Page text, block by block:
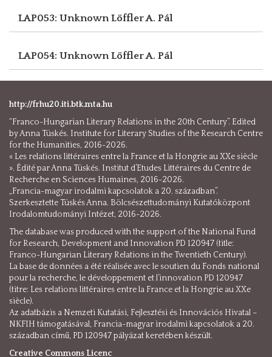
LAP053: UnknownLöffler A. Pál
LAP054: UnknownLöffler A. Pál
http://frhu20.iti.btk.mta.hu
“Franco-Hungarian Literary Relations in the 20th Century”. Edited
by Anna Tüskés. Institute for Literary Studies of the Research Centre
for the Humanities, 2016-2026.
« Les relations littéraires entre la France et la Hongrie au XXe siècle
». Édité par Anna Tüskés. Institut d’Etudes Littéraires du Centre de
Recherche en Sciences Humaines, 2016-2026.
„Francia-magyar irodalmi kapcsolatok a 20. században”.
Szerkesztette Tüskés Anna. Bölcsészettudományi Kutatóközpont
Irodalomtudományi Intézet, 2016-2026.
The database was produced with the support of the National Fund
for Research, Development and Innovation PD 120947 (title:
Franco-Hungarian Literary Relations in the Twentieth Century).
La base de données a été réalisée avec le soutien du Fonds national
pour la recherche, le développement et l’innovation PD 120947
(titre: Les relations littéraires entre la France et la Hongrie au XXe
siècle).
Az adatbázis a Nemzeti Kutatási, Fejlesztési és Innovációs Hivatal –
NKFIH támogatásával, Francia-magyar irodalmi kapcsolatok a 20.
században című, PD 120947 pályázat keretében készült.
Creative Commons Licenc